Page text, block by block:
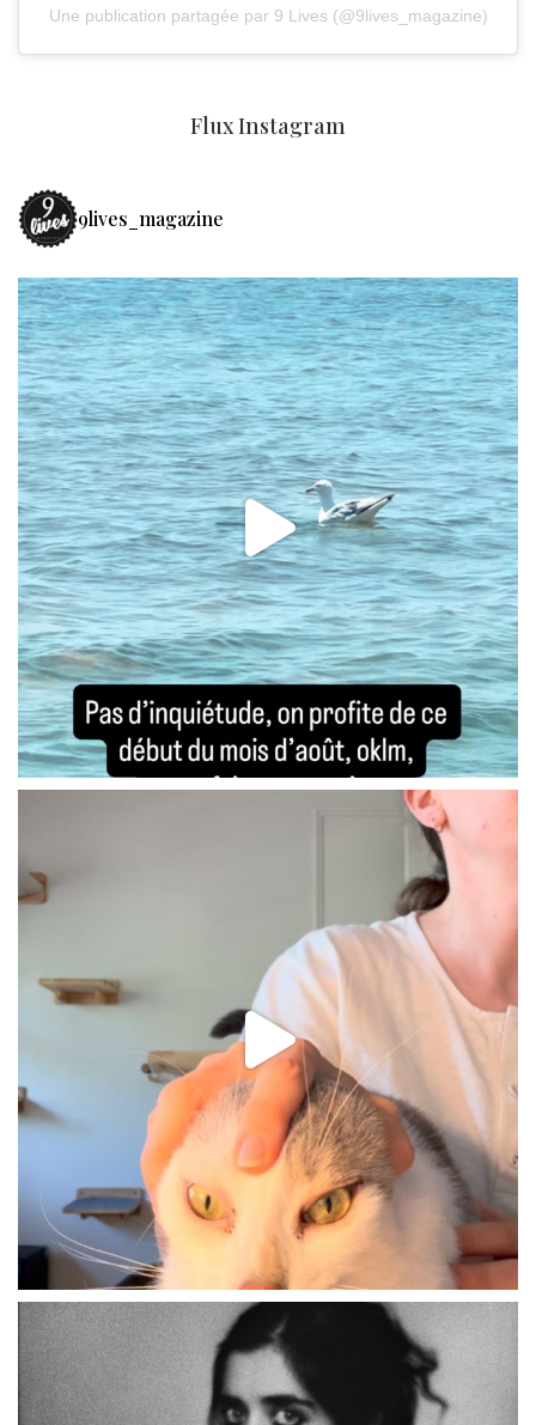
Une publication partagée par 9 Lives (@9lives_magazine)
Flux Instagram
9lives_magazine